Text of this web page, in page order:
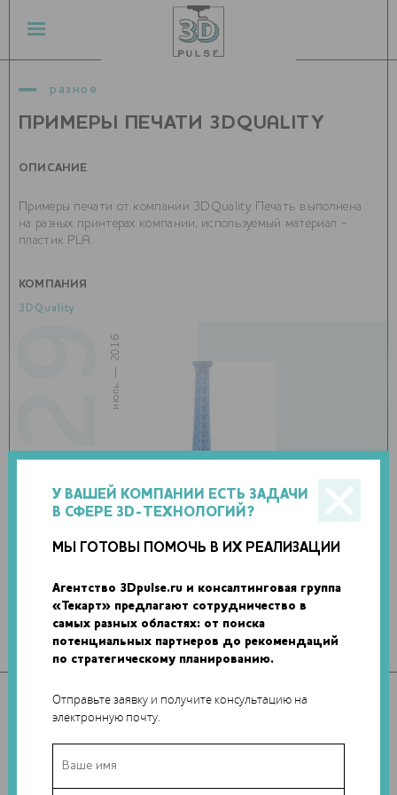
У ВАШЕЙ КОМПАНИИ ЕСТЬ ЗАДАЧИ
В СФЕРЕ 3D-ТЕХНОЛОГИЙ?
МЫ ГОТОВЫ ПОМОЧЬ В ИХ РЕАЛИЗАЦИИ
Агентство 3Dpulse.ru и консалтинговая группа
«Текарт» предлагают сотрудничество в
самых разных областях: от поиска
потенциальных партнеров до рекомендаций
по стратегическому планированию.
Отправьте заявку и получите консультацию на
электронную почту.
разное
ПРИМЕРЫ ПЕЧАТИ 3DQUALITY
ОПИСАНИЕ
Примеры печати от компании 3DQuality. Печать выполнена
на разных принтерах компании, используемый материал -
пластик PLA.
КОМПАНИЯ
3DQuality
29
июль — 2016